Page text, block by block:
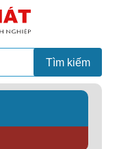
Tìm kiếm